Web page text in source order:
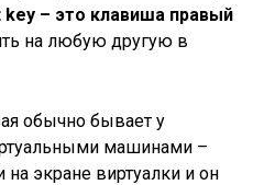
key – это клавиша правый
на любую другую в
обычно бывает у
машинами –
экране виртуалки и он